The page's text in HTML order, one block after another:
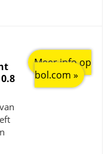
Meer info op
bol.com »